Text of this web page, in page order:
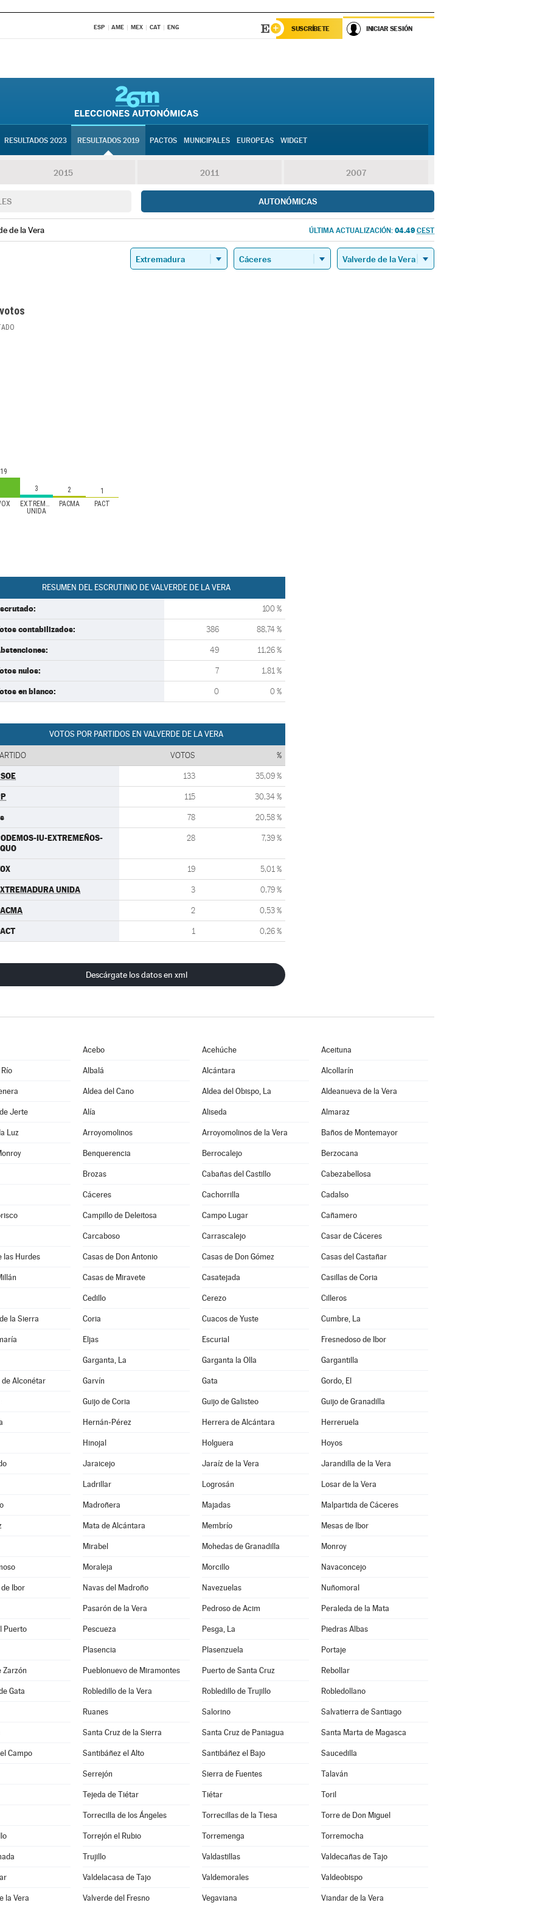
ESP AME MEX CAT ENG SUSCRÍBETE INICIAR SESIÓN
RESULTADOS 2023 RESULTADOS 2019 PACTOS MUNICIPALES EUROPEAS WIDGET
2015 2011 2007
AUTONÓMICAS
de la Vera ÚLTIMA ACTUALIZACIÓN: 04.49 CEST
EXTREMADURA
UNIDA
PACMA PACT
19
3
2 1
RESUMEN DEL ESCRUTINIO DE VALVERDE DE LA VERA
100 %
contabilizados: 386 88,74 %
49 11,26 %
nulos: 7 1,81 %
en blanco: 0 0 %
VOTOS POR PARTIDOS EN VALVERDE DE LA VERA
VOTOS %
133 35,09 %
115 30,34 %
78 20,58 %
IU-EXTREMEÑOS-
28 7,39 %
19 5,01 %
UNIDA 3 0,79 %
2 0,53 %
1 0,26 %
Descárgate los datos en xml
Acebo Acehúche Aceituna
Albalá Alcántara Alcollarín
Aldea del Cano Aldea del Obispo, La Aldeanueva de la Vera
Jerte Alía Aliseda Almaraz
Luz Arroyomolinos Arroyomolinos de la Vera Baños de Montemayor
Benquerencia Berrocalejo Berzocana
Brozas Cabañas del Castillo Cabezabellosa
Cáceres Cachorrilla Cadalso
Campillo de Deleitosa Campo Lugar Cañamero
Carcaboso Carrascalejo Casar de Cáceres
las Hurdes Casas de Don Antonio Casas de Don Gómez Casas del Castañar
Casas de Miravete Casatejada Casillas de Coria
Cedillo Cerezo Cilleros
la Sierra Coria Cuacos de Yuste Cumbre, La
Eljas Escurial Fresnedoso de Ibor
Garganta, La Garganta la Olla Gargantilla
de Alconétar Garvín Gata Gordo, El
Guijo de Coria Guijo de Galisteo Guijo de Granadilla
Hernán-Pérez Herrera de Alcántara Herreruela
Hinojal Holguera Hoyos
Jaraicejo Jaraíz de la Vera Jarandilla de la Vera
Ladrillar Logrosán Losar de la Vera
Madroñera Majadas Malpartida de Cáceres
Mata de Alcántara Membrío Mesas de Ibor
Mirabel Mohedas de Granadilla Monroy
Moraleja Morcillo Navaconcejo
Ibor Navas del Madroño Navezuelas Nuñomoral
Pasarón de la Vera Pedroso de Acim Peraleda de la Mata
Puerto Pescueza Pesga, La Piedras Albas
Plasencia Plasenzuela Portaje
Zarzón Pueblonuevo de Miramontes Puerto de Santa Cruz Rebollar
Gata Robledillo de la Vera Robledillo de Trujillo Robledollano
Ruanes Salorino Salvatierra de Santiago
Santa Cruz de la Sierra Santa Cruz de Paniagua Santa Marta de Magasca
Campo Santibáñez el Alto Santibáñez el Bajo Saucedilla
Serrejón Sierra de Fuentes Talaván
Tejeda de Tiétar Tiétar Toril
Torrecilla de los Ángeles Torrecillas de la Tiesa Torre de Don Miguel
Torrejón el Rubio Torremenga Torremocha
Trujillo Valdastillas Valdecañas de Tajo
Valdelacasa de Tajo Valdemorales Valdeobispo
la Vera Valverde del Fresno Vegaviana Viandar de la Vera